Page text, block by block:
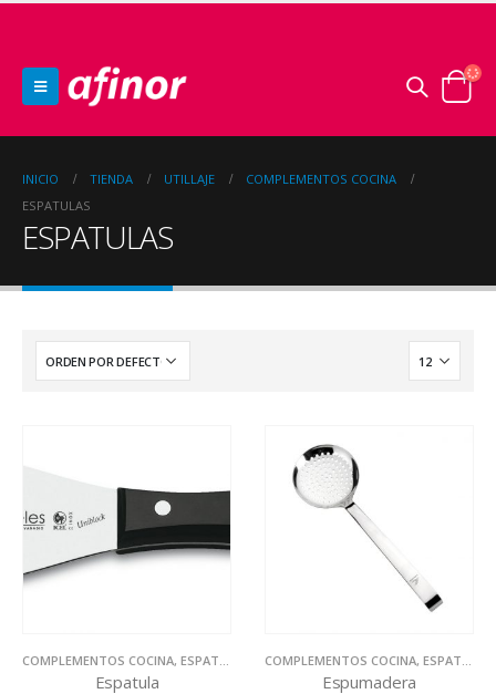
INICIO TIENDA UTILLAJE
COMPLEMENTOS COCINA
ESPATULAS
ESPATULAS
COMPLEMENTOS COCINA, ESPATULAS UTILLAJE
Espatula
COMPLEMENTOS COCINA, ESPATULAS
Espumadera